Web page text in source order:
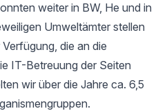
weiter in BW, He und in
Umweltämter stellen
die an die
IT-Betreuung der Seiten
wir über die Jahre ca. 6,5